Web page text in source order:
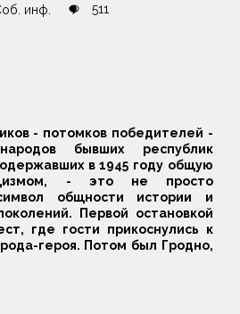
инф. 511
- потомков победителей -
бывших республик
в 1945 году общую
- это не просто
общности истории и
Первой остановкой
где гости прикоснулись к
героя. Потом был Гродно,